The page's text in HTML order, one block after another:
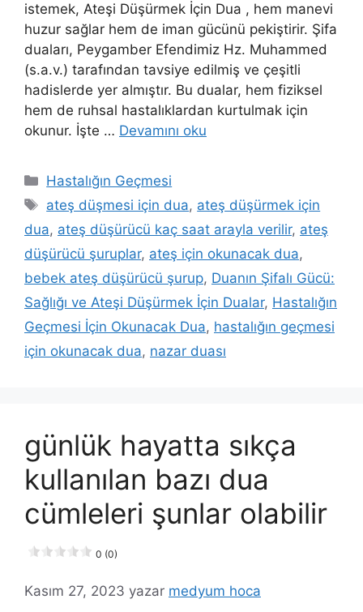
istemek, Ateşi Düşürmek İçin Dua , hem manevi
huzur sağlar hem de iman gücünü pekiştirir. Şifa
duaları, Peygamber Efendimiz Hz. Muhammed
(s.a.v.) tarafından tavsiye edilmiş ve çeşitli
hadislerde yer almıştır. Bu dualar, hem fiziksel
hem de ruhsal hastalıklardan kurtulmak için
okunur. İşte … Devamını oku
Hastalığın Geçmesi
ateş düşmesi için dua, ateş düşürmek için
dua, ateş düşürücü kaç saat arayla verilir, ateş
düşürücü şuruplar, ateş için okunacak dua,
bebek ateş düşürücü şurup, Duanın Şifalı Gücü:
Sağlığı ve Ateşi Düşürmek İçin Dualar, Hastalığın
Geçmesi İçin Okunacak Dua, hastalığın geçmesi
için okunacak dua, nazar duası
günlük hayatta sıkça
kullanılan bazı dua
cümleleri şunlar olabilir
0 (0)
Kasım 27, 2023 yazar medyum hoca